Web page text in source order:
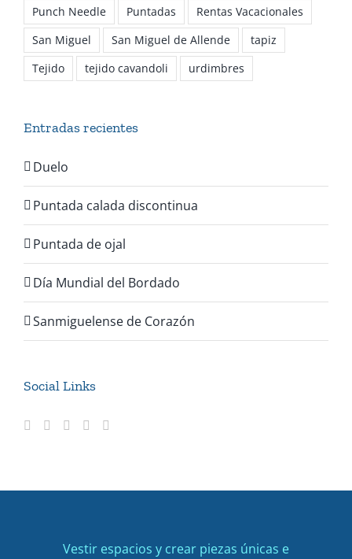
Punch Needle
Puntadas
Rentas Vacacionales
San Miguel
San Miguel de Allende
tapiz
Tejido
tejido cavandoli urdimbres
Entradas recientes
Duelo
Puntada calada discontinua
Puntada de ojal
Día Mundial del Bordado
Sanmiguelense de Corazón
Social Links
Vestir espacios y crear piezas únicas e